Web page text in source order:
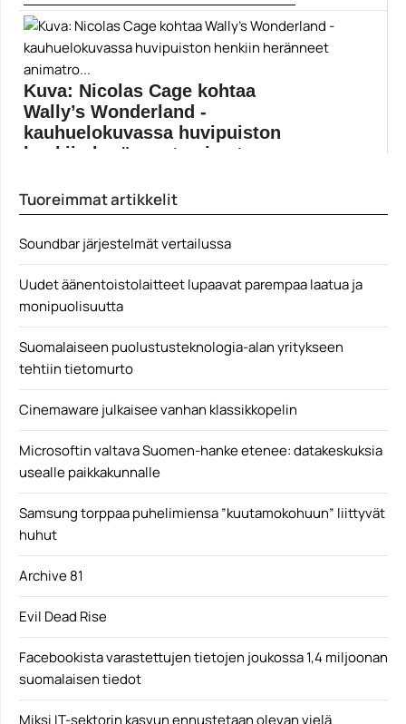
HBO Nordicin 26.10.2021 korvaavan HBO Maxin hinta
Elokuvauutiset
Kuva: Nicolas Cage kohtaa
Wally’s Wonderland -
kauhuelokuvassa huvipuiston
henkiin heränneet animatro...
projektissa....
Elokuvat
Tuoreimmat artikkelit
Soundbar järjestelmät vertailussa
Uudet äänentoistolaitteet lupaavat parempaa laatua ja
monipuolisuutta
Suomalaiseen puolustusteknologia-alan yritykseen
tehtiin tietomurto
Cinemaware julkaisee vanhan klassikkopelin
Microsoftin valtava Suomen-hanke etenee: datakeskuksia
usealle paikkakunnalle
Samsung torppaa puhelimiensa ”kuutamokohuun” liittyvät
huhut
Archive 81
Evil Dead Rise
Facebookista varastettujen tietojen joukossa 1,4 miljoonan
suomalaisen tiedot
Miksi IT-sektorin kasvun ennustetaan olevan vielä